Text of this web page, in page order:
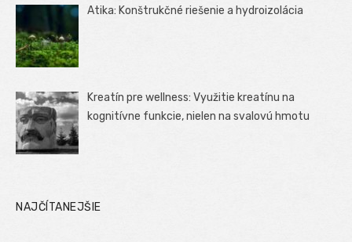
Atika: Konštrukčné riešenie a hydroizolácia
Kreatín pre wellness: Využitie kreatínu na
kognitívne funkcie, nielen na svalovú hmotu
NAJČÍTANEJŠIE